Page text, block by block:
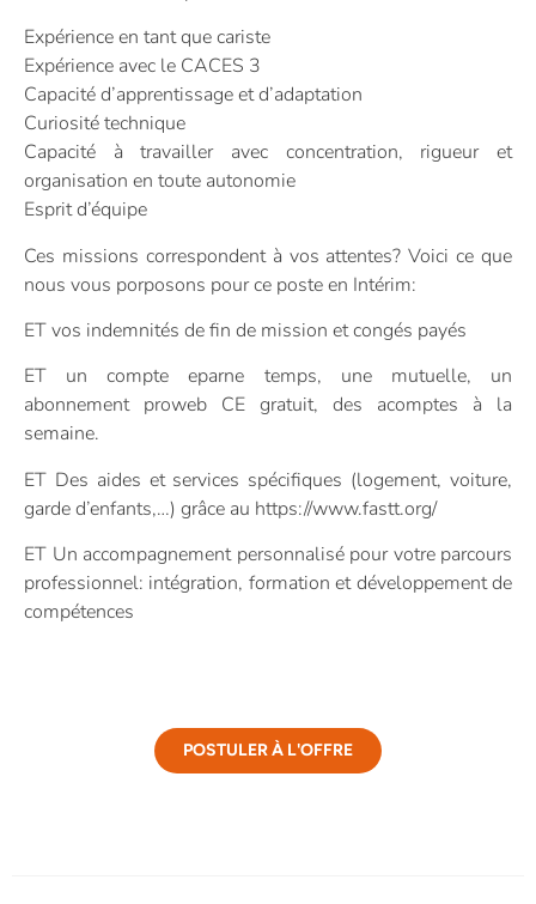
Expérience en tant que cariste
Expérience avec le CACES 3
Capacité d’apprentissage et d’adaptation
Curiosité technique
Capacité à travailler avec concentration, rigueur et
organisation en toute autonomie
Esprit d’équipe
Ces missions correspondent à vos attentes? Voici ce que
nous vous porposons pour ce poste en Intérim:
ET vos indemnités de fin de mission et congés payés
ET un compte eparne temps, une mutuelle, un
abonnement proweb CE gratuit, des acomptes à la
semaine.
ET Des aides et services spécifiques (logement, voiture,
garde d’enfants,…) grâce au https://www.fastt.org/
ET Un accompagnement personnalisé pour votre parcours
professionnel: intégration, formation et développement de
compétences
POSTULER À L'OFFRE